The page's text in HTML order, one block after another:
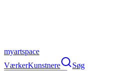
myartspace
VærkerKunstnere Søg